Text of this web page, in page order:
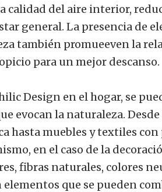
calidad del aire interior,
general. La presencia de
también promueeven la
para un mejor descanso.
Design en el hogar, se
evocan la naturaleza.
hasta muebles y textiles
en el caso de la
fibras naturales, colores
elementos que se pueden